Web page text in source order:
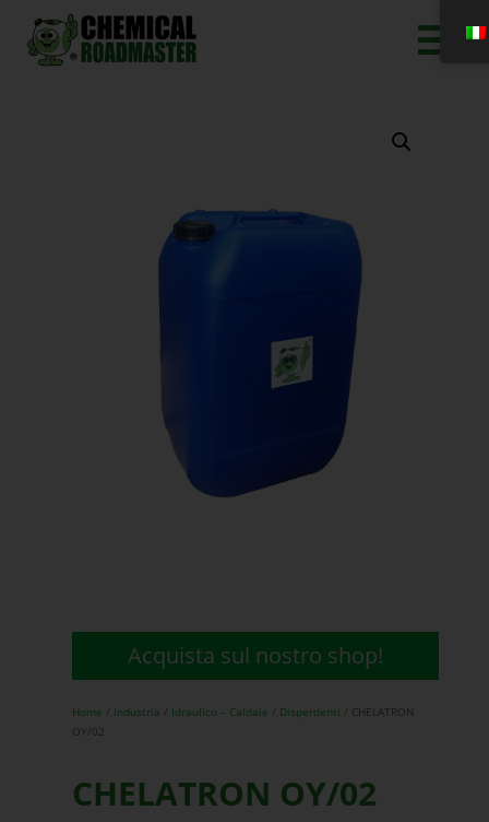
Acquista sul nostro shop!
Home / Industria / Idraulico – Caldaie / Disperdenti / CHELATRON
OY/02
CHELATRON OY/02